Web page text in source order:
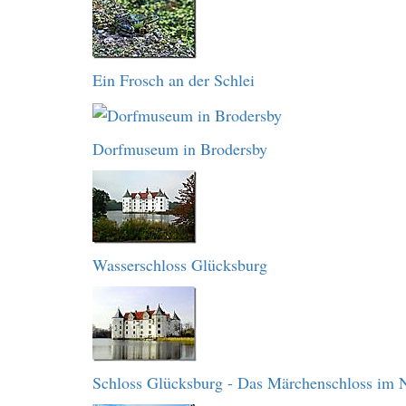
Ein Frosch an der Schlei
Dorfmuseum in Brodersby
Wasserschloss Glücksburg
Schloss Glücksburg - Das Märchenschloss im